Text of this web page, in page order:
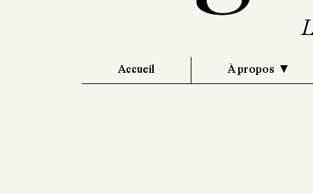
Accueil À propos